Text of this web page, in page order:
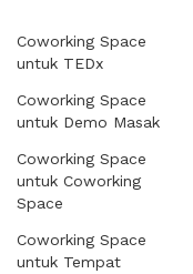
Coworking Space
untuk TEDx
Coworking Space
untuk Demo Masak
Coworking Space
untuk Coworking
Space
Coworking Space
untuk Tempat